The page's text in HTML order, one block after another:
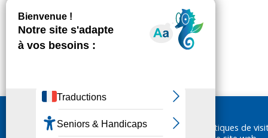
Nous utilisons des cookies pour réaliser des statistiques de